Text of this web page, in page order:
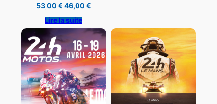
53,00€Le
prix
initial
était :
53,00 €.
46,00 €Le
46,00 €.
Lire la suite